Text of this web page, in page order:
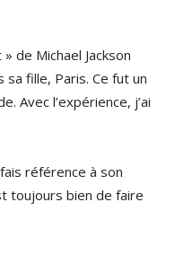
de Michael Jackson
sa fille, Paris. Ce fut un
Avec l’expérience, j’ai
référence à son
toujours bien de faire